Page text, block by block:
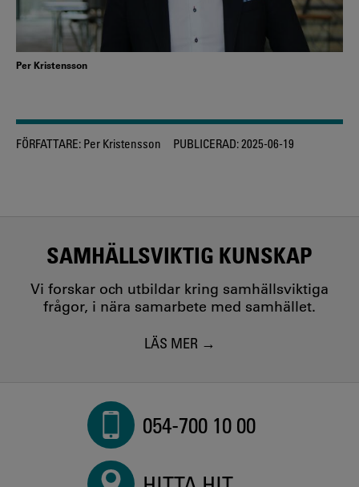
Per Kristensson
FÖRFATTARE: Per Kristensson PUBLICERAD:2025-06-19
SAMHÄLLSVIKTIG KUNSKAP
Vi forskar och utbildar kring samhällsviktiga
frågor, i nära samarbete med samhället.
LÄS MER
054-700 10 00